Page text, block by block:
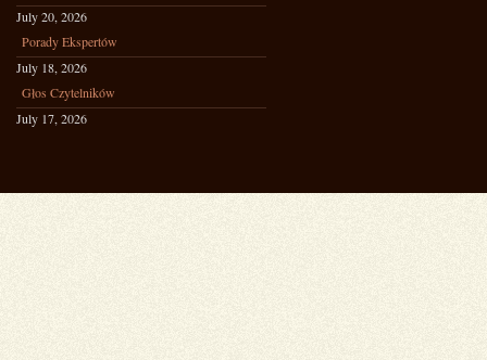
July 20, 2026
Porady Ekspertów
July 18, 2026
Głos Czytelników
July 17, 2026